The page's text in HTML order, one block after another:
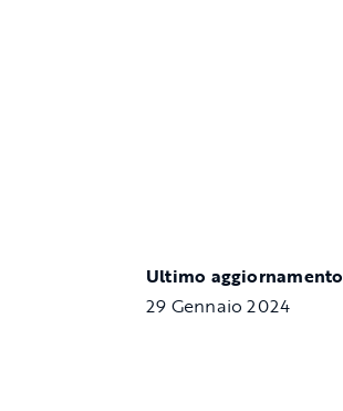
Ultimo aggiornamento
29 Gennaio 2024